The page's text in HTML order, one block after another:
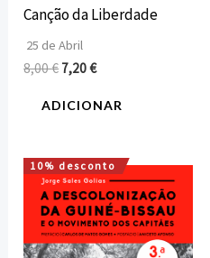
Canção da Liberdade
25 de Abril
8,00€ 7,20€
ADICIONAR
10% desconto
O
preço
original
era:
20,00 €.
O
preço
atual
é:
18,00 €.